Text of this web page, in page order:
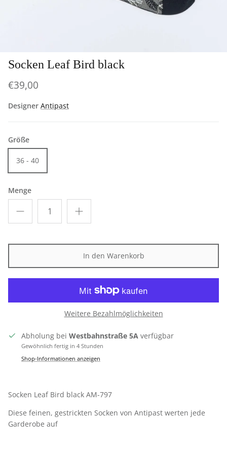
Socken Leaf Bird black
€39,00
Designer Antipast
Größe
36 - 40
Menge
In den Warenkorb
Weitere Bezahlmöglichkeiten
Abholung bei Westbahnstraße 5A verfügbar
Gewöhnlich fertig in 4 Stunden
Shop-Informationen anzeigen
Socken Leaf Bird black AM-797
Diese feinen, gestrickten Socken von Antipast werten jede
Garderobe auf